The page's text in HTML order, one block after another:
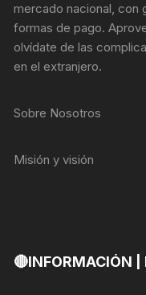
mercado nacional, con
formas de pago.
olvídate de las
en el extranjero.
Sobre Nosotros
Misión y visión
🔴INFORMACIÓN |